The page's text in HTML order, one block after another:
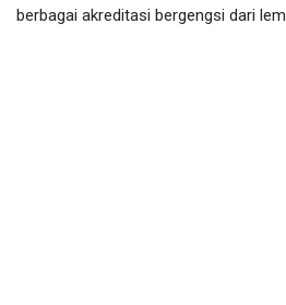
berbagai akreditasi bergengsi dari